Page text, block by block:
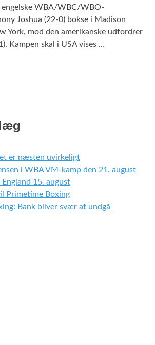
engelske WBA/WBC/WBO-
Joshua (22-0) bokse i Madison
York, mod den amerikanske udfordrer
Kampen skal i USA vises …
er næsten uvirkeligt
i WBA VM-kamp den 21. august
15. august
Primetime Boxing
Bank bliver svær at undgå